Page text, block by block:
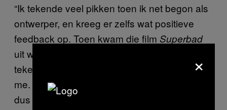
“Ik tekende veel pikken toen ik net begon als
ontwerper, en kreeg er zelfs wat positieve
feedback op. Toen kwam die film Superbad
uit waar ook een scène in zit over [pikken
tekenen], en dat verpeste het een beetje voor
me. Maar dat is nu wel weer overgewaaid,
dus ik teken nu weer regelmatig lullen.”
×